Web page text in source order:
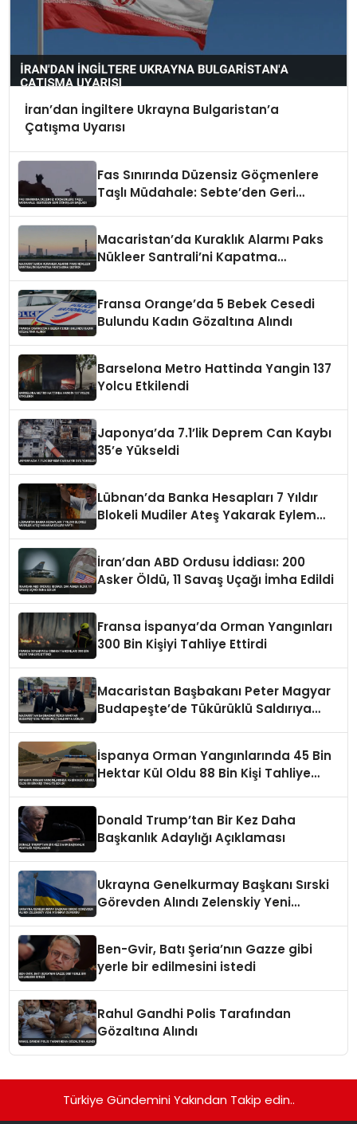
İran’dan İngiltere Ukrayna Bulgaristan’a
Çatışma Uyarısı
Fas Sınırında Düzensiz Göçmenlere
Taşlı Müdahale: Sebte’den Geri
Macaristan’da Kuraklık Alarmı Paks
Nükleer Santrali’ni Kapatma
Fransa Orange’da 5 Bebek Cesedi
Bulundu Kadın Gözaltına Alındı
Barselona Metro Hattinda Yangin 137
Yolcu Etkilendi
Japonya’da 7.1’lik Deprem Can Kaybı
35’e Yükseldi
Lübnan’da Banka Hesapları 7 Yıldır
Blokeli Mudiler Ateş Yakarak Eylem
İran’dan ABD Ordusu İddiası: 200
Asker Öldü, 11 Savaş Uçağı İmha Edildi
Fransa İspanya’da Orman Yangınları
300 Bin Kişiyi Tahliye Ettirdi
Macaristan Başbakanı Peter Magyar
Budapeşte’de Tükürüklü Saldırıya
İspanya Orman Yangınlarında 45 Bin
Hektar Kül Oldu 88 Bin Kişi Tahliye
Donald Trump’tan Bir Kez Daha
Başkanlık Adaylığı Açıklaması
Ukrayna Genelkurmay Başkanı Sırski
Görevden Alındı Zelenskiy Yeni
Ben-Gvir, Batı Şeria’nın Gazze gibi
yerle bir edilmesini istedi
Rahul Gandhi Polis Tarafından
Gözaltına Alındı
Türkiye Gündemini Yakından Takip edin..